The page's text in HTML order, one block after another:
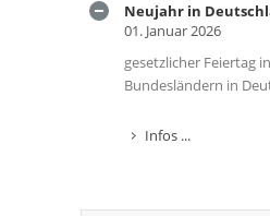
Neujahr in
01. Januar 2026
gesetzlicher Feiertag
Bundesländern in
Infos ...